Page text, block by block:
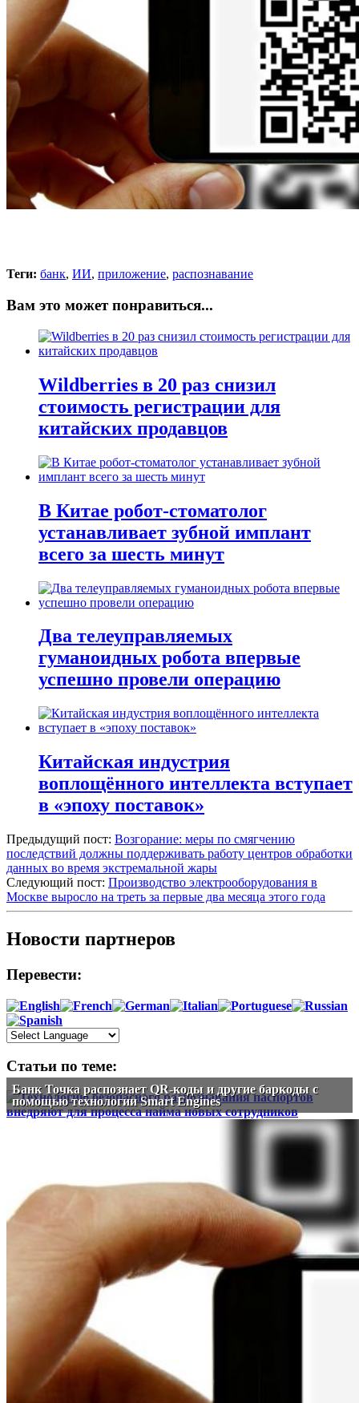
Теги: банк, ИИ, приложение, распознавание
Вам это может понравиться...
Wildberries в 20 раз снизил
стоимость регистрации для
китайских продавцов
В Китае робот-стоматолог
устанавливает зубной имплант
всего за шесть минут
Два телеуправляемых
гуманоидных робота впервые
успешно провели операцию
Китайская индустрия
воплощённого интеллекта вступает
в «эпоху поставок»
Предыдущий пост: Возгорание: меры по смягчению
последствий должны поддерживать работу центров обработки
данных во время экстремальной жары
Следующий пост: Производство электрооборудования в
Москве выросло на треть за первые два месяца этого года
Новости партнеров
Перевести:
Статьи по теме:
Банк Точка распознает QR-коды и другие баркоды с
помощью технологии Smart Engines